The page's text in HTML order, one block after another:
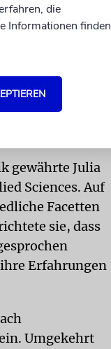
nach Herkunft
wies
ihre Kinder
einen
wie möglich
gewährte Julia
Sciences. Auf
Facetten
sie, dass
Erfahrungen
Umgekehrt
die
Informationen finden